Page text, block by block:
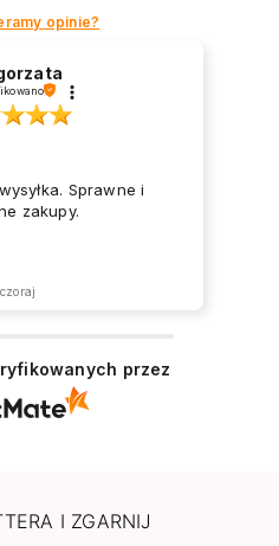
opinie?
Sprawne i
zakupy.
przez
I ZGARNIJ